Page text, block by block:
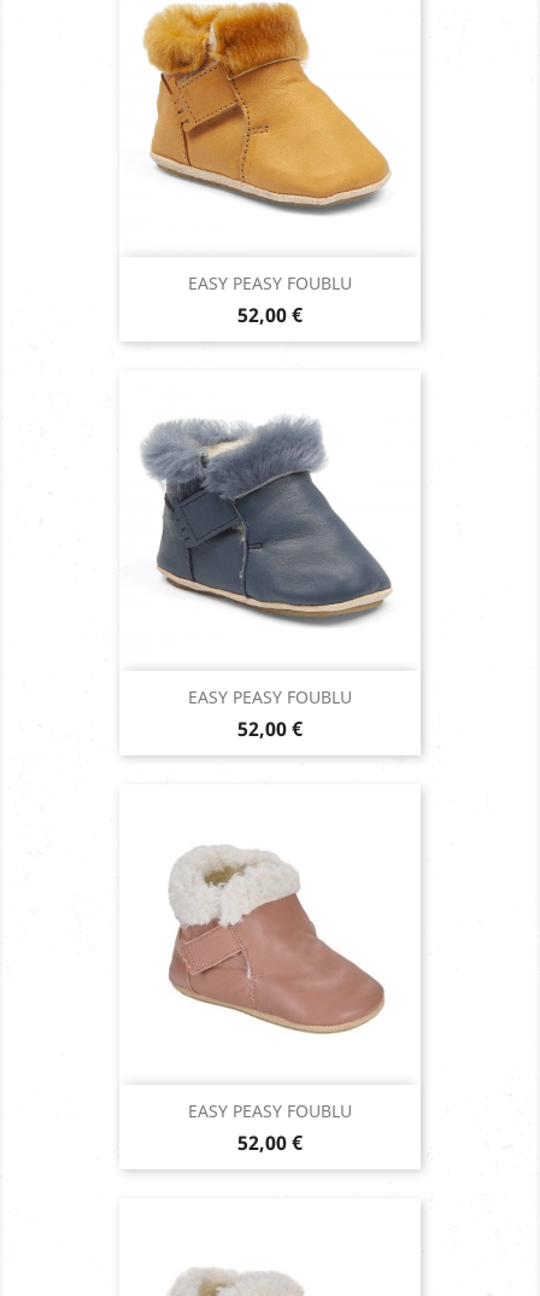
EASY PEASY FOUBLU
Prix
52,00 €
EASY PEASY FOUBLU
Prix
52,00 €
EASY PEASY FOUBLU
Prix
52,00 €